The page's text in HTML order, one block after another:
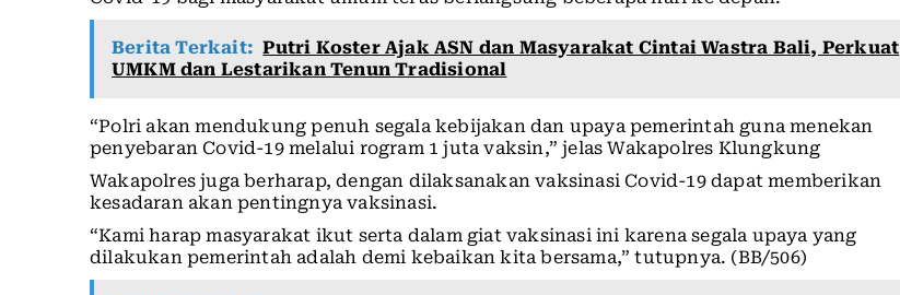
Berita Terkait: Putri Koster Ajak ASN dan Masyarakat Cintai Wastra Bali, Perkuat
UMKM dan Lestarikan Tenun Tradisional
“Polri akan mendukung penuh segala kebijakan dan upaya pemerintah guna menekan
penyebaran Covid-19 melalui rogram 1 juta vaksin,” jelas Wakapolres Klungkung
Wakapolres juga berharap, dengan dilaksanakan vaksinasi Covid-19 dapat memberikan
kesadaran akan pentingnya vaksinasi.
“Kami harap masyarakat ikut serta dalam giat vaksinasi ini karena segala upaya yang
dilakukan pemerintah adalah demi kebaikan kita bersama,” tutupnya. (BB/506)